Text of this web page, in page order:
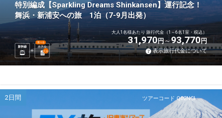
特別編成【Sparkling Dreams Shinkansen】運行記念！
舞浜・新浦安への旅 1泊（7-9月出発）
新幹線 ホテル
選べる
1 泊
大人1名様あたり 旅行代金（1～6名1室・税込）
31,970円 93,770円
表示旅行代金について
ツアーコード Q02NCI
2日間